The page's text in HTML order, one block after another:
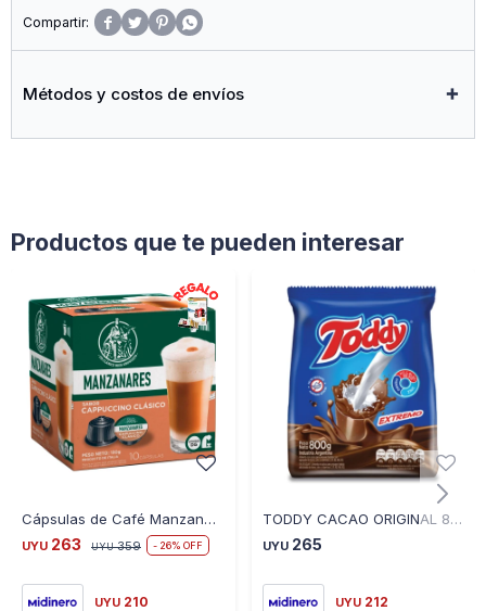
   
Métodos y costos de envíos
Productos que te pueden interesar
Cápsulas de Café Manzanares Cappuccino X10U
UYU 263 UYU 359 26
UYU 210
TODDY CACAO ORIGINAL 800 GR
UYU 265
UYU 212